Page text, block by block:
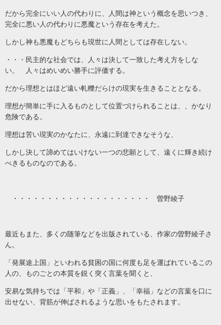
だから完全にいい人の代わりに、人間は神という概念を思いつき、
完全に悪い人の代わりに悪魔という存在を考えた。
しかし神も悪魔もどちらも現世に人間としては存在しない。
・・・民主的な社会では、人々は決して一致した考え方をしな
い。 人々はめいめい勝手に評価する。
だから理想とはほど遠い軋轢だらけの現実を生きることとなる。
理想が簡単に手に入るものとして位置づけられることは、、かなり
危険である。
理想は苦い現実のかなたに、永遠に到達できなそうな、
しかし決して諦めてはいけない一つの悲願として、遠くに輝き続け
べきるものなのである。
・・・・・・・・・・・・・・・・・・・・ 曽野綾子
最近もまた、多くの随筆などを出版されている、作家の曽野綾子さ
ん。
「発展途上国」といわれる貧困の国に何度も足を運ばれているこの
人の、ものごとの本質を鋭く突く言葉を聞くと、
安易な気持ちでは「平和」や「正義」、「幸福」などの言葉を口に
出せない、背筋が伸ばされるような思いをもたされます。